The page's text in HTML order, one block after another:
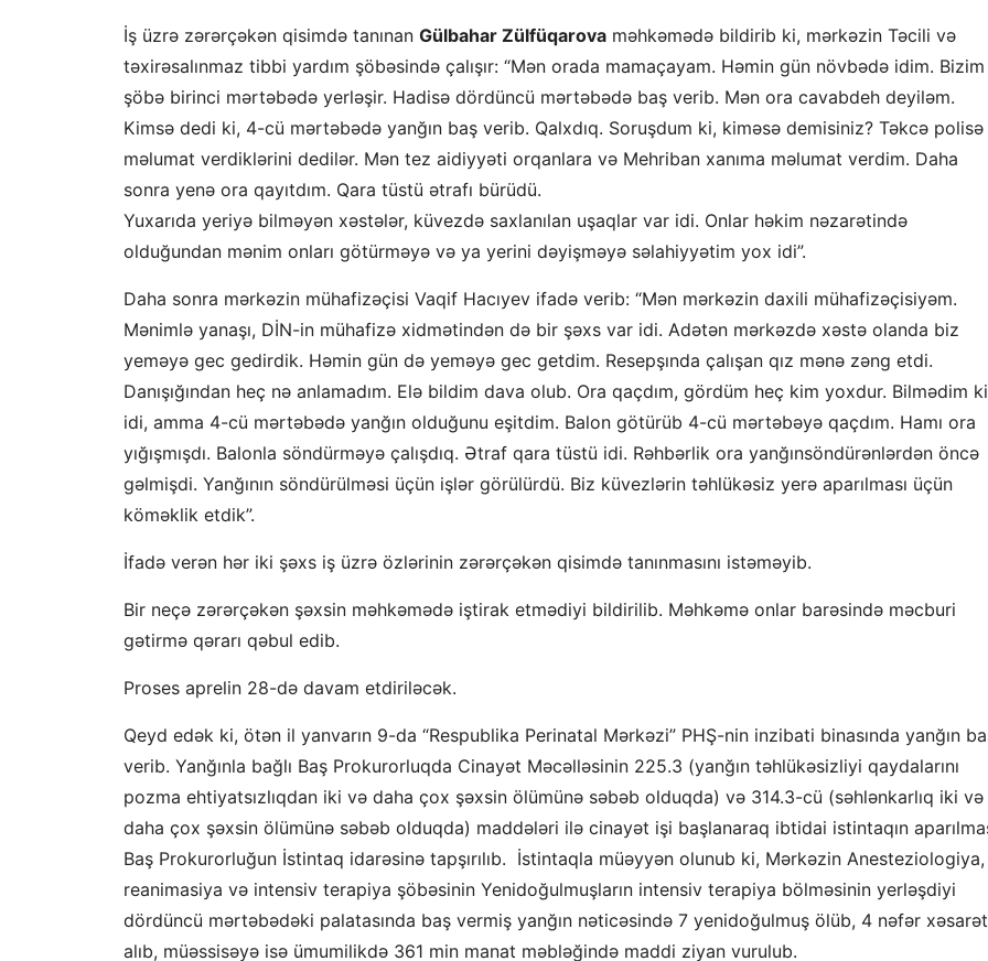
İş üzrə zərərçəkən qisimdə tanınan Gülbahar Zülfüqarova məhkəmədə bildirib ki, mərkəzin Təcili və
təxirəsalınmaz tibbi yardım şöbəsində çalışır: “Mən orada mamaçayam. Həmin gün növbədə idim. Bizim
şöbə birinci mərtəbədə yerləşir. Hadisə dördüncü mərtəbədə baş verib. Mən ora cavabdeh deyiləm.
Kimsə dedi ki, 4-cü mərtəbədə yanğın baş verib. Qalxdıq. Soruşdum ki, kiməsə demisiniz? Təkcə polisə
məlumat verdiklərini dedilər. Mən tez aidiyyəti orqanlara və Mehriban xanıma məlumat verdim. Daha
sonra yenə ora qayıtdım. Qara tüstü ətrafı bürüdü.
Yuxarıda yeriyə bilməyən xəstələr, küvezdə saxlanılan uşaqlar var idi. Onlar həkim nəzarətində
olduğundan mənim onları götürməyə və ya yerini dəyişməyə səlahiyyətim yox idi”.
Daha sonra mərkəzin mühafizəçisi Vaqif Hacıyev ifadə verib: “Mən mərkəzin daxili mühafizəçisiyəm.
Mənimlə yanaşı, DİN-in mühafizə xidmətindən də bir şəxs var idi. Adətən mərkəzdə xəstə olanda biz
yeməyə gec gedirdik. Həmin gün də yeməyə gec getdim. Resepşında çalışan qız mənə zəng etdi.
Danışığından heç nə anlamadım. Elə bildim dava olub. Ora qaçdım, gördüm heç kim yoxdur. Bilmədim
idi, amma 4-cü mərtəbədə yanğın olduğunu eşitdim. Balon götürüb 4-cü mərtəbəyə qaçdım. Hamı ora
yığışmışdı. Balonla söndürməyə çalışdıq. Ətraf qara tüstü idi. Rəhbərlik ora yanğınsöndürənlərdən öncə
gəlmişdi. Yanğının söndürülməsi üçün işlər görülürdü. Biz küvezlərin təhlükəsiz yerə aparılması üçün
köməklik etdik”.
İfadə verən hər iki şəxs iş üzrə özlərinin zərərçəkən qisimdə tanınmasını istəməyib.
Bir neçə zərərçəkən şəxsin məhkəmədə iştirak etmədiyi bildirilib. Məhkəmə onlar barəsində məcburi
gətirmə qərarı qəbul edib.
Proses aprelin 28-də davam etdiriləcək.
Qeyd edək ki, ötən il yanvarın 9-da “Respublika Perinatal Mərkəzi” PHŞ-nin inzibati binasında yanğın
verib. Yanğınla bağlı Baş Prokurorluqda Cinayət Məcəlləsinin 225.3 (yanğın təhlükəsizliyi qaydalarını
pozma ehtiyatsızlıqdan iki və daha çox şəxsin ölümünə səbəb olduqda) və 314.3-cü (səhlənkarlıq iki və
daha çox şəxsin ölümünə səbəb olduqda) maddələri ilə cinayət işi başlanaraq ibtidai istintaqın
Baş Prokurorluğun İstintaq idarəsinə tapşırılıb. İstintaqla müəyyən olunub ki, Mərkəzin Anesteziologiya,
reanimasiya və intensiv terapiya şöbəsinin Yenidoğulmuşların intensiv terapiya bölməsinin yerləşdiyi
dördüncü mərtəbədəki palatasında baş vermiş yanğın nəticəsində 7 yenidoğulmuş ölüb, 4 nəfər xəsarət
alıb, müəssisəyə isə ümumilikdə 361 min manat məbləğində maddi ziyan vurulub.